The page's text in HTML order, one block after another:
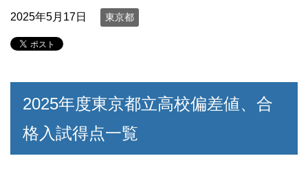
2025年5月17日 東京都
2025年度東京都立高校偏差値、合
格入試得点一覧